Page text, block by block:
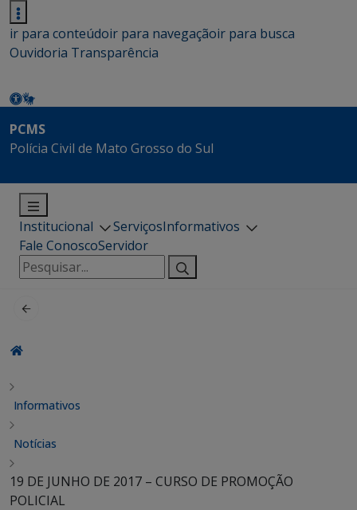
ir para conteúdoir para navegaçãoir para busca
Ouvidoria Transparência
PCMS
Polícia Civil de Mato Grosso do Sul
Institucional ServiçosInformativos
Fale ConoscoServidor
Pesquisar
por:
Informativos
Notícias
19 DE JUNHO DE 2017 – CURSO DE PROMOÇÃO
POLICIAL